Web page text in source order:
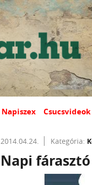
Napiszex Csucsvideok
2014.04.24. Kategória:
Napi fárasztó